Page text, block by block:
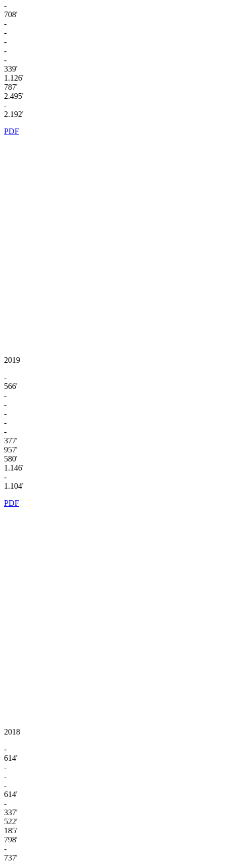
-
708'
-
-
-
-
-
339'
1.126'
787'
2.495'
-
2.192'
PDF
2019
-
566'
-
-
-
-
-
377'
957'
580'
1.146'
-
1.104'
PDF
2018
-
614'
-
-
-
614'
-
337'
522'
185'
798'
-
737'